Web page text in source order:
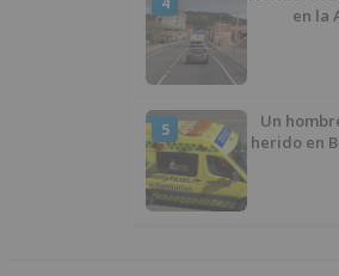
en la
5
Un
herido en